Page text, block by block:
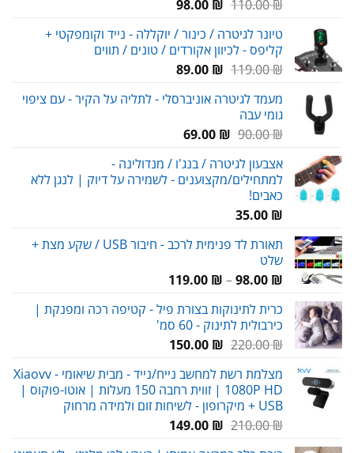
110.00₪
המחיר
היה:
110.00 ₪.
98.00 ₪
המחיר
הוא:
98.00 ₪.
טיונר לגיטרה / כינור / יוקללה - נייד וקומפקטי +
קליפס - לכיוון אקורדים / טונים / תווים
119.00₪
המחיר
היה:
89.00 ₪
המחיר
הוא:
מעמד לגיטרה אוניברסלי - לתליה על הקיר - עם ציפוי
גומי עבה
90.00₪
המחיר
היה:
90.00 ₪.
69.00 ₪
המחיר
הוא:
69.00 ₪.
אצבעון לגיטרה / בנג'ו / מנדולינה -
למתחילים/מקצוענים - לשמירה על דיוק | לנגן ללא
כאבים!
35.00 ₪
תאורת לד פנימית לרכב - חיבור USB / שקע מצת +
שלט
98.00 ₪
–
119.00 ₪
עד
כרית לתינוקות בצורת פיל - קטיפה רכה ומפנקת |
כירבולית לתינוק - 60 סמ'
220.00₪
המחיר
היה:
220.00 ₪.
150.00 ₪
המחיר
הוא:
150.00 ₪.
מצלמת רשת למחשב נייח/נייד - מבית שיאומי Xiaovv -
1080P HD | זווית רחבה 150 מעלות | אוטו-פוקוס |
USB + מיקרופון - לשיחות זום ולמידה מרחוק
210.00₪
המחיר149.00 ₪
המחיר